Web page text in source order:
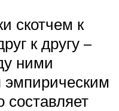
скотчем к
к другу –
ними
эмпирическим